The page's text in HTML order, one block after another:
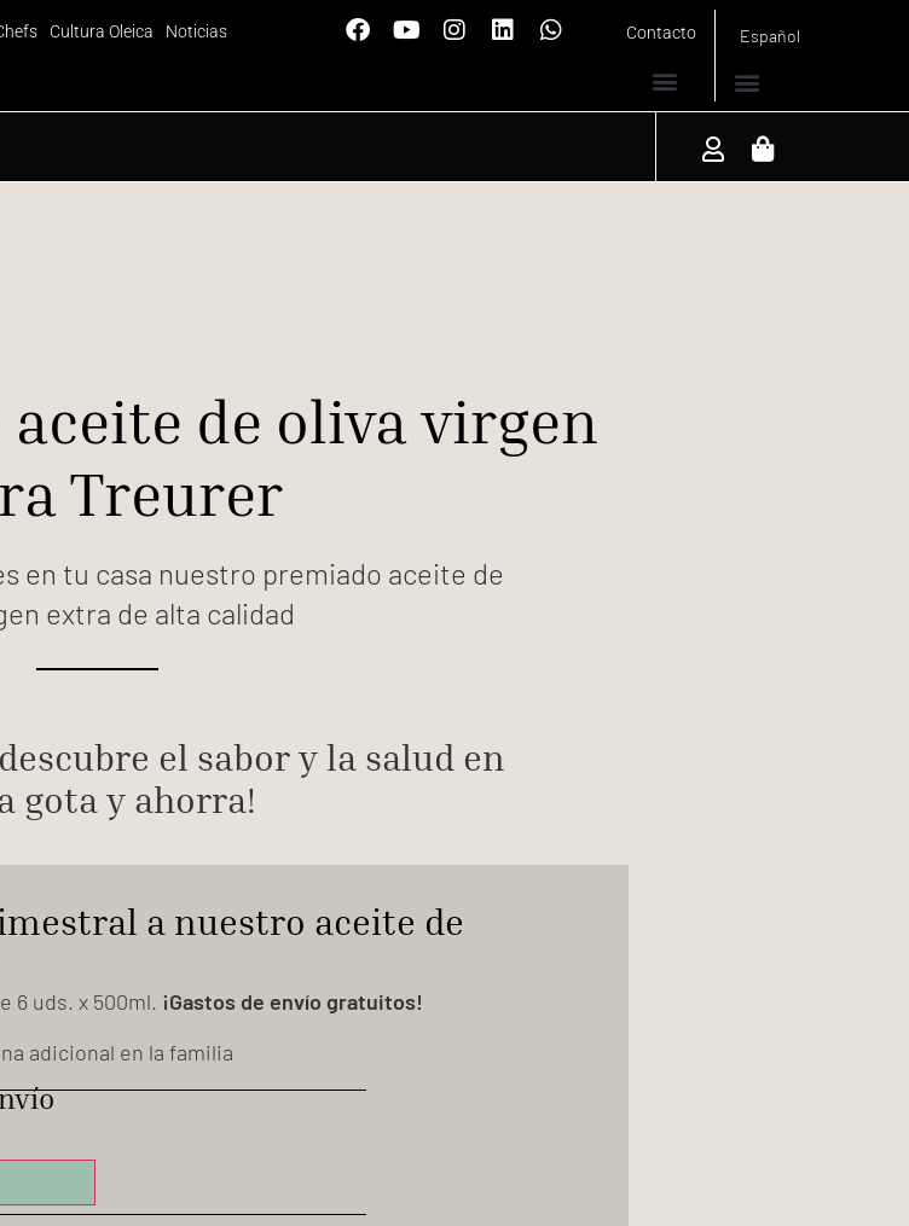
Cultura Oleica Noticias Contacto Español
de oliva virgen
Treurer
en tu casa nuestro premiado aceite de
extra de alta calidad
el sabor y la salud en
gota y ahorra!
a nuestro aceite de
6 uds. x 500ml. ¡Gastos de envío gratuitos!
adicional en la familia